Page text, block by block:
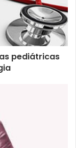
pediátricas